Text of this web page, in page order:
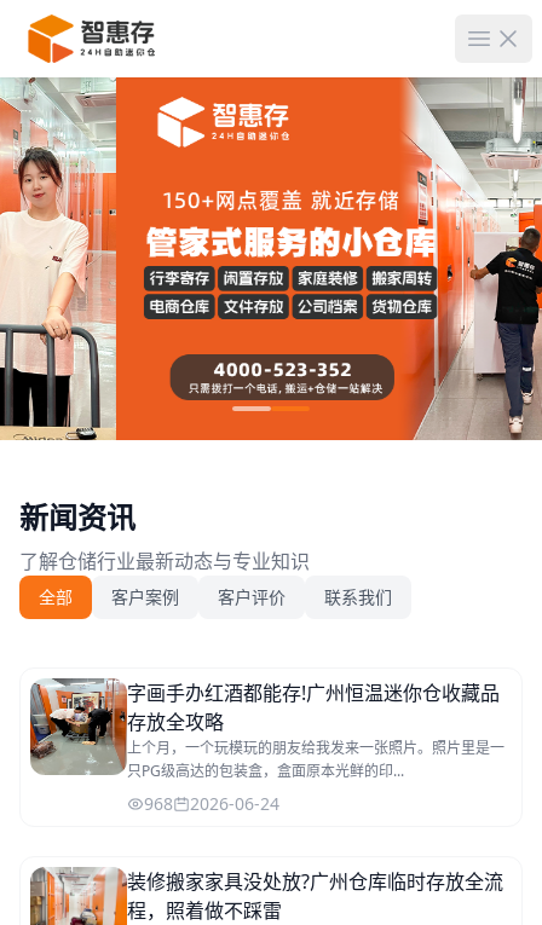
菜单
新闻资讯
了解仓储行业最新动态与专业知识
全部 客户案例 客户评价 联系我们
字画手办红酒都能存!广州恒温迷你仓收藏品
存放全攻略
上个月，一个玩模玩的朋友给我发来一张照片。照片里是一
只PG级高达的包装盒，盒面原本光鲜的印...
968 2026-06-24
装修搬家家具没处放?广州仓库临时存放全流
程，照着做不踩雷